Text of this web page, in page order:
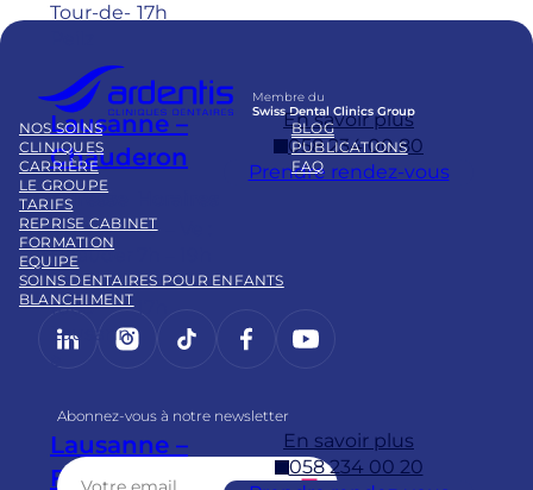
Tour-de- 17h
Lausanne –
Chauderon
Adresse
Pl.
Chauder
on 16
1003
Lausann
Lu – Ve :
Sa : 8h –
En savoir plus
058 234 00 80
Prendre rendez-vous
Lausanne –
Flon
En savoir plus
058 234 00 20
Membre du
Swiss Dental Clinics Group
NOS SOINS
CLINIQUES
CARRIÈRE
LE GROUPE
TARIFS
BLOG
PUBLICATIONS
FAQ
REPRISE CABINET
FORMATION
EQUIPE
SOINS DENTAIRES POUR ENFANTS
BLANCHIMENT
LinkedInInstagram
https://www.tiktok.com/
Facebook
YouTube
Abonnez-vous à notre newsletter